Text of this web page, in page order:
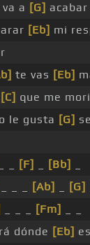
a [G] acabar
[Eb] mi
te vas [Eb]
[C] que me
le gusta [G]
[F] [Bb]
[Ab] [G]
[Fm]
dónde [Eb]